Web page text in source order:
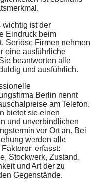
wichtig ist der
Eindruck beim
Seriöse Firmen nehmen
eine ausführliche
beantworten alle
und ausführlich.
Berlin nennt
am Telefon.
bietet sie einen
und unverbindlichen
vor Ort an. Bei
werden alle
erfasst:
Stockwerk, Zustand,
und Art der zu
Gegenstände.